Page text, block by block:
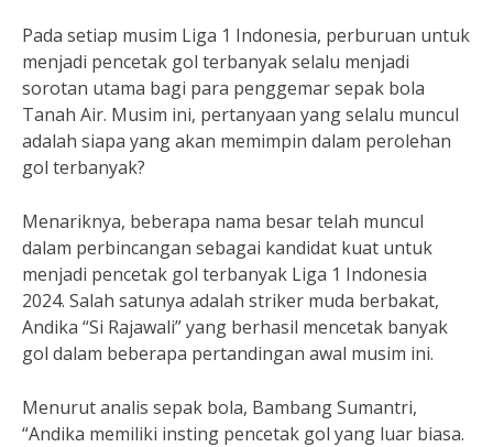
Pada setiap musim Liga 1 Indonesia, perburuan untuk
menjadi pencetak gol terbanyak selalu menjadi
sorotan utama bagi para penggemar sepak bola
Tanah Air. Musim ini, pertanyaan yang selalu muncul
adalah siapa yang akan memimpin dalam perolehan
gol terbanyak?
Menariknya, beberapa nama besar telah muncul
dalam perbincangan sebagai kandidat kuat untuk
menjadi pencetak gol terbanyak Liga 1 Indonesia
2024. Salah satunya adalah striker muda berbakat,
Andika “Si Rajawali” yang berhasil mencetak banyak
gol dalam beberapa pertandingan awal musim ini.
Menurut analis sepak bola, Bambang Sumantri,
“Andika memiliki insting pencetak gol yang luar biasa.